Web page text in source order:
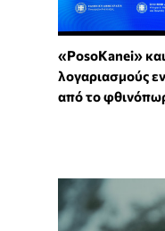
«PosoKanei»
λογαριασμούς
από το